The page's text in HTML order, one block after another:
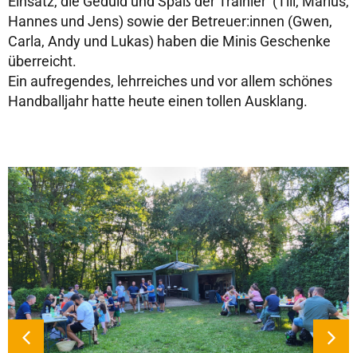
Hannes und Jens) sowie der Betreuer:innen (Gwen,
Carla, Andy und Lukas) haben die Minis Geschenke
überreicht.
Ein aufregendes, lehrreiches und vor allem schönes
Handballjahr hatte heute einen tollen Ausklang.